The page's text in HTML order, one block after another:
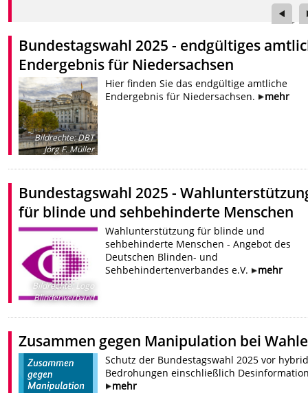
Bundestagswahl 2025 - endgültiges
Endergebnis für Niedersachsen
Bildrechte:DBT
Jörg F. Müller
Hier finden Sie das endgültige amtliche
Endergebnis für Niedersachsen.
mehr
Bundestagswahl 2025 -
für blinde und sehbehinderte Menschen
Bildrechte:Logo
Blindenverband
Wahlunterstützung für blinde und
sehbehinderte Menschen - Angebot des
Deutschen Blinden- und
Sehbehindertenverbandes e.V.
mehr
Zusammen gegen Manipulation bei
Schutz der Bundestagswahl 2025 vor
Bedrohungen einschließlich
mehr